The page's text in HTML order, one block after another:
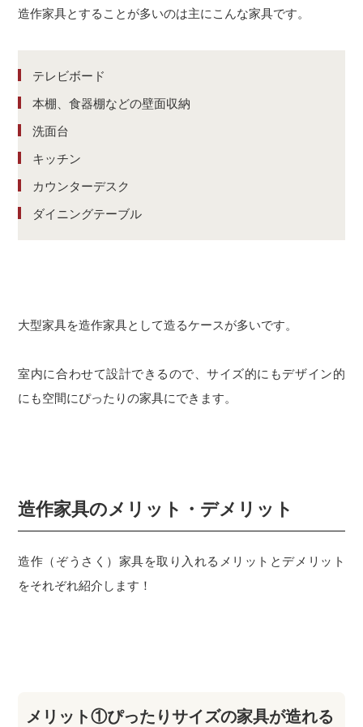
造作家具とすることが多いのは主にこんな家具です。
テレビボード
本棚、食器棚などの壁面収納
洗面台
キッチン
カウンターデスク
ダイニングテーブル
大型家具を造作家具として造るケースが多いです。
室内に合わせて設計できるので、サイズ的にもデザイン的
にも空間にぴったりの家具にできます。
造作家具のメリット・デメリット
造作（ぞうさく）家具を取り入れるメリットとデメリット
をそれぞれ紹介します！
メリット①ぴったりサイズの家具が造れる